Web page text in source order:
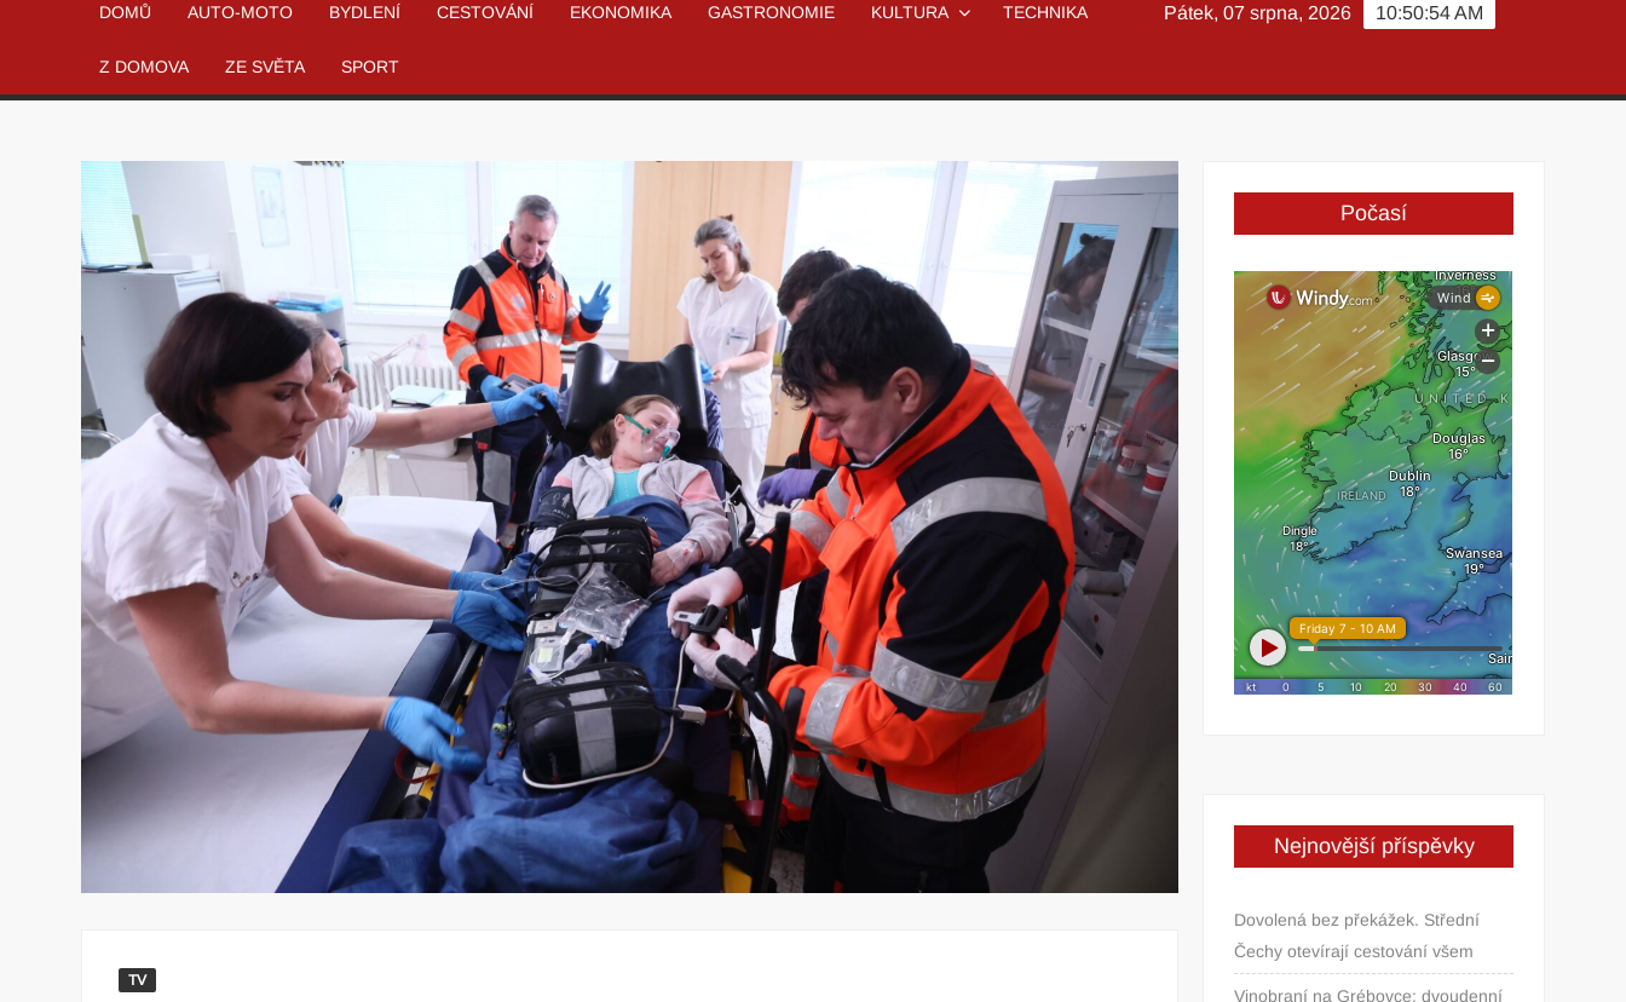
DOMŮ AUTO-MOTO BYDLENÍ CESTOVÁNÍ EKONOMIKA GASTRONOMIE KULTURA TECHNIKA
Z DOMOVA ZE SVĚTA SPORT
10:50:56 AM
Pátek, 07 srpna, 2026
TV
Počasí
Nejnovější příspěvky
Dovolená bez překážek. Střední
Čechy otevírají cestování všem
Vinobraní na Grébovce: dvoudenní